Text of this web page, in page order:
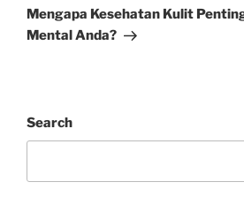
Post
Mengapa Kesehatan Kulit
Mental Anda?
Search